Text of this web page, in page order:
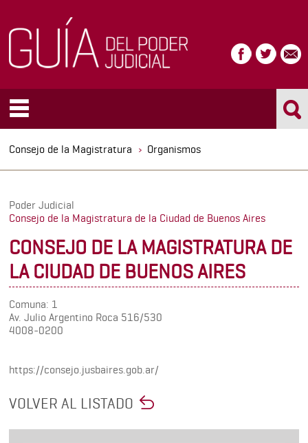
Consejo de la Magistratura Organismos
Poder Judicial
Consejo de la Magistratura de la Ciudad de Buenos Aires
CONSEJO DE LA MAGISTRATURA DE
LA CIUDAD DE BUENOS AIRES
Comuna: 1
Av. Julio Argentino Roca 516/530
4008-0200
https://consejo.jusbaires.gob.ar/
VOLVER AL LISTADO